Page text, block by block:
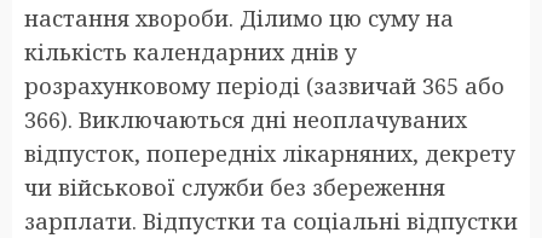
настання хвороби. Ділимо цю суму на
кількість календарних днів у
розрахунковому періоді (зазвичай 365 або
366). Виключаються дні неоплачуваних
відпусток, попередніх лікарняних, декрету
чи військової служби без збереження
зарплати. Відпустки та соціальні відпустки